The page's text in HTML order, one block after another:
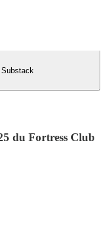
du Fortress Club